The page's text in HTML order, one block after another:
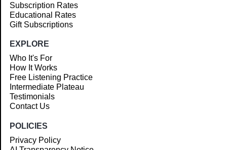
Subscription Rates
Educational Rates
Gift Subscriptions
EXPLORE
Who It's For
How It Works
Free Listening Practice
Intermediate Plateau
Testimonials
Contact Us
POLICIES
Privacy Policy